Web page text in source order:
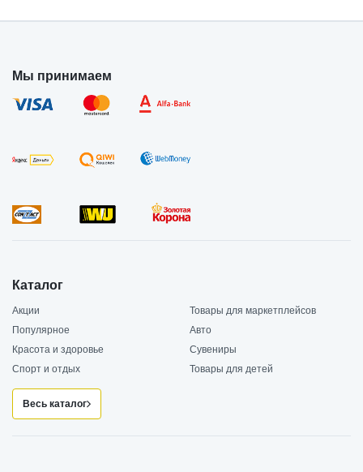
Мы принимаем
Каталог
Акции
Товары для маркетплейсов
Популярное
Авто
Красота и здоровье
Сувениры
Спорт и отдых
Товары для детей
Весь каталог